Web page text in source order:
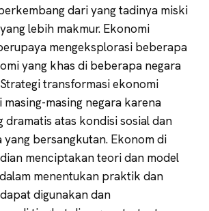
dari yang tadinya miski
lebih makmur. Ekonomi
mengeksplorasi beberapa
yang khas di beberapa negara
transformasi ekonomi
masing negara karena
dramatis atas kondisi sosial dan
bersangkutan. Ekonom di
menciptakan teori dan model
menentukan praktik dan
digunakan dan